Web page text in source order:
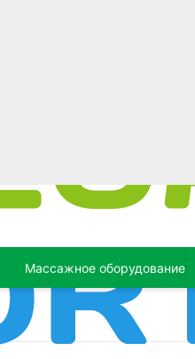
Массажное оборудование